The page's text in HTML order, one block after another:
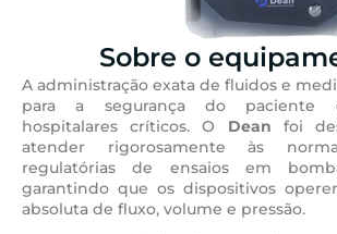
Sobre o
A administração exata de fluidos e
para a segurança do paciente
hospitalares críticos. O Dean foi
atender rigorosamente às
regulatórias de ensaios em
garantindo que os dispositivos
absoluta de fluxo, volume e pressão.